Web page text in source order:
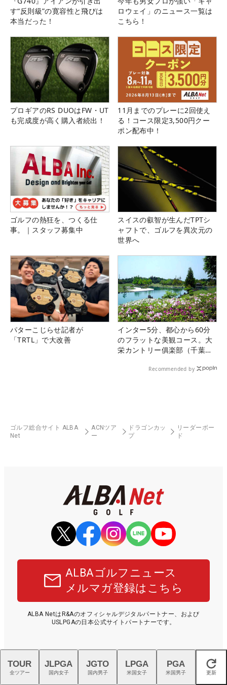
す“反則級”の寛容性と飛びは
本当だった！
ロウェイ」のニュース一覧は
こちら！
プロギアのRS DUOはFW・UT
も完成度が高く購入者続出！
11月までのプレーに2回使え
る！コース限定3,500円クー
ポン配布中！
ゴルフの熱狂を、つくる仕
事。｜スタッフ募集中
スイスの叡智が生んだTPTシ
ャフトで、ゴルフを異次元の
世界へ
パターこじらせ記者が
「TRTL」で大改善
インター5分、都心から60分
のフラットな美観コース。大
栄カントリー俱楽部（千葉
Recommended by
ゴルフ総合サイト ALBA
Net
ACNツア
ー
ドラゴンカッ
プ
リーダーボー
ド
ALBAゴルフニュース
メルマガ登録はこちら
ALBA NetはR&Aのオフィシャルデジタルパートナー、および
USLPGAの日本公式サイトパートナーです。
閉じる
TOUR
全ツアー
JLPGA
国内女子
JGTO
国内男子
LPGA
米国女子
PGA
米国男子 更新